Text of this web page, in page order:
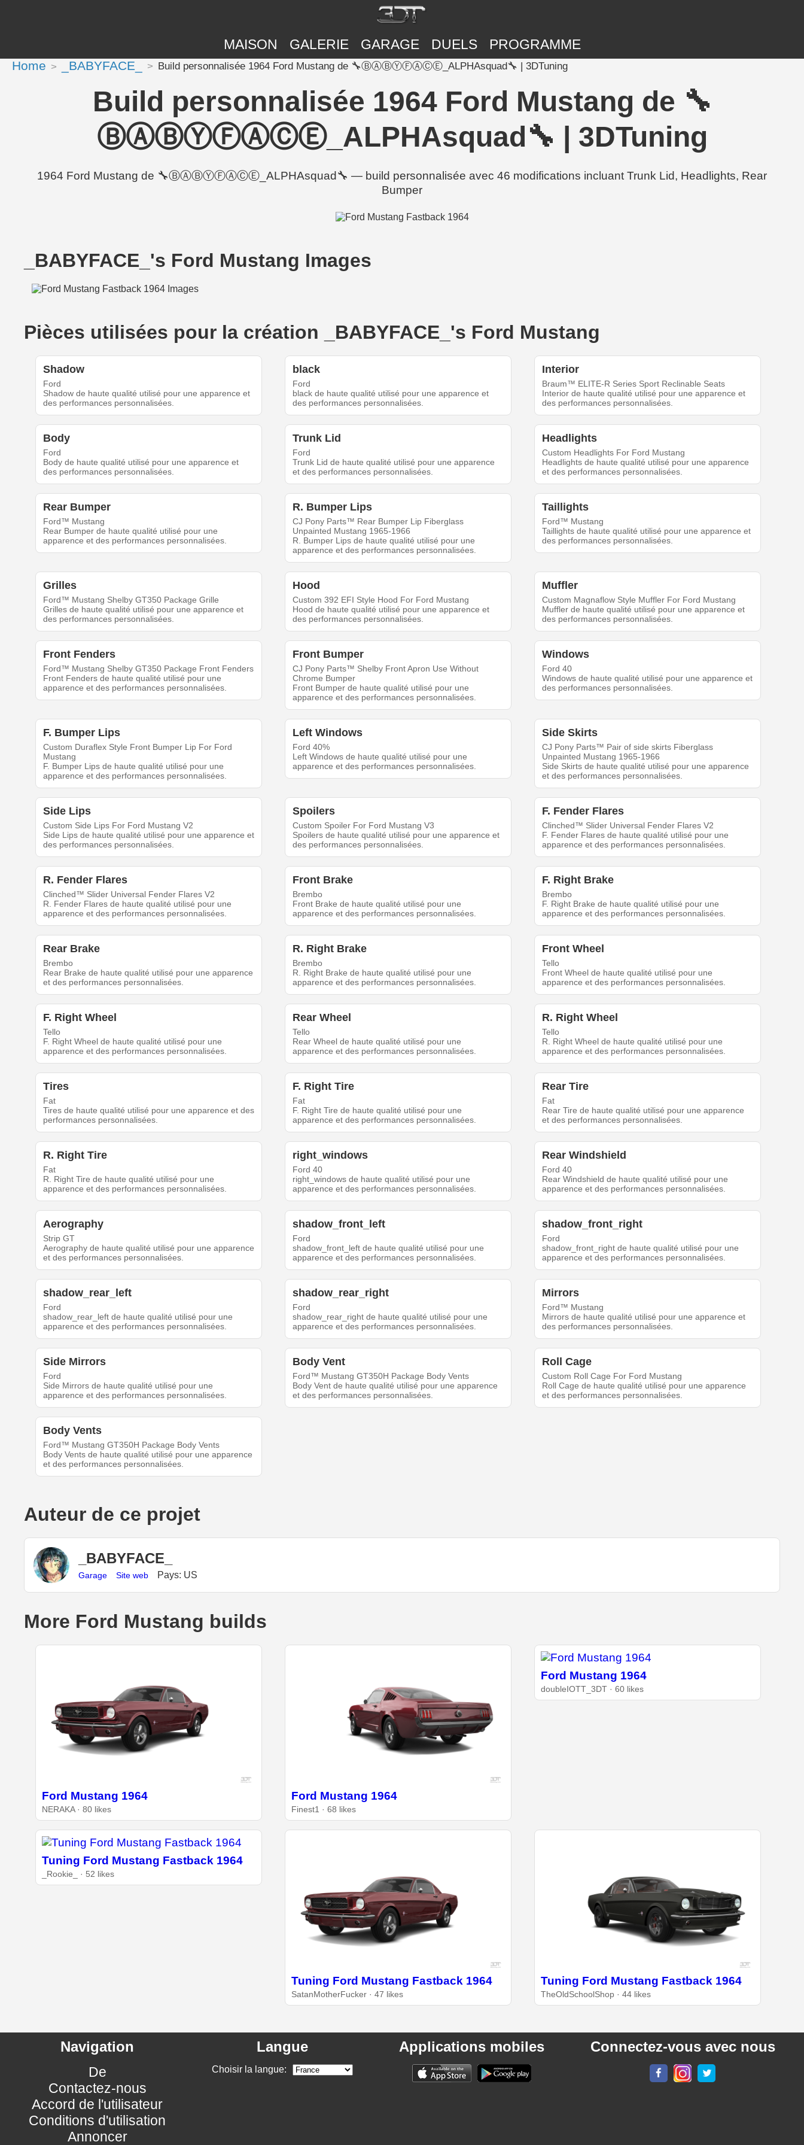
MAISON GALERIE GARAGE DUELS PROGRAMME
Home _BABYFACE_ Build personnalisée 1964 Ford Mustang de 🔧ⒷⒶⒷⓎⒻⒶⒸⒺ_ALPHAsquad🔧 | 3DTuning
Build personnalisée 1964 Ford Mustang de 🔧
ⒷⒶⒷⓎⒻⒶⒸⒺ_ALPHAsquad🔧 | 3DTuning
1964 Ford Mustang de 🔧ⒷⒶⒷⓎⒻⒶⒸⒺ_ALPHAsquad🔧 — build personnalisée avec 46 modifications incluant Trunk Lid, Headlights, Rear
Bumper
_BABYFACE_'s Ford Mustang Images
Pièces utilisées pour la création _BABYFACE_'s Ford Mustang
Shadow
Ford
Shadow de haute qualité utilisé pour une apparence et
des performances personnalisées.
black
Ford
black de haute qualité utilisé pour une apparence et
des performances personnalisées.
Interior
Braum™ ELITE-R Series Sport Reclinable Seats
Interior de haute qualité utilisé pour une apparence et
des performances personnalisées.
Body
Ford
Body de haute qualité utilisé pour une apparence et
des performances personnalisées.
Trunk Lid
Ford
Trunk Lid de haute qualité utilisé pour une apparence
et des performances personnalisées.
Headlights
Custom Headlights For Ford Mustang
Headlights de haute qualité utilisé pour une apparence
et des performances personnalisées.
Rear Bumper
Ford™ Mustang
Rear Bumper de haute qualité utilisé pour une
apparence et des performances personnalisées.
R. Bumper Lips
CJ Pony Parts™ Rear Bumper Lip Fiberglass
Unpainted Mustang 1965-1966
R. Bumper Lips de haute qualité utilisé pour une
apparence et des performances personnalisées.
Taillights
Ford™ Mustang
Taillights de haute qualité utilisé pour une apparence et
des performances personnalisées.
Grilles
Ford™ Mustang Shelby GT350 Package Grille
Grilles de haute qualité utilisé pour une apparence et
des performances personnalisées.
Hood
Custom 392 EFI Style Hood For Ford Mustang
Hood de haute qualité utilisé pour une apparence et
des performances personnalisées.
Muffler
Custom Magnaflow Style Muffler For Ford Mustang
Muffler de haute qualité utilisé pour une apparence et
des performances personnalisées.
Front Fenders
Ford™ Mustang Shelby GT350 Package Front Fenders
Front Fenders de haute qualité utilisé pour une
apparence et des performances personnalisées.
Front Bumper
CJ Pony Parts™ Shelby Front Apron Use Without
Chrome Bumper
Front Bumper de haute qualité utilisé pour une
apparence et des performances personnalisées.
Windows
Ford 40
Windows de haute qualité utilisé pour une apparence et
des performances personnalisées.
F. Bumper Lips
Custom Duraflex Style Front Bumper Lip For Ford
Mustang
F. Bumper Lips de haute qualité utilisé pour une
apparence et des performances personnalisées.
Left Windows
Ford 40%
Left Windows de haute qualité utilisé pour une
apparence et des performances personnalisées.
Side Skirts
CJ Pony Parts™ Pair of side skirts Fiberglass
Unpainted Mustang 1965-1966
Side Skirts de haute qualité utilisé pour une apparence
et des performances personnalisées.
Side Lips
Custom Side Lips For Ford Mustang V2
Side Lips de haute qualité utilisé pour une apparence et
des performances personnalisées.
Spoilers
Custom Spoiler For Ford Mustang V3
Spoilers de haute qualité utilisé pour une apparence et
des performances personnalisées.
F. Fender Flares
Clinched™ Slider Universal Fender Flares V2
F. Fender Flares de haute qualité utilisé pour une
apparence et des performances personnalisées.
R. Fender Flares
Clinched™ Slider Universal Fender Flares V2
R. Fender Flares de haute qualité utilisé pour une
apparence et des performances personnalisées.
Front Brake
Brembo
Front Brake de haute qualité utilisé pour une
apparence et des performances personnalisées.
F. Right Brake
Brembo
F. Right Brake de haute qualité utilisé pour une
apparence et des performances personnalisées.
Rear Brake
Brembo
Rear Brake de haute qualité utilisé pour une apparence
et des performances personnalisées.
R. Right Brake
Brembo
R. Right Brake de haute qualité utilisé pour une
apparence et des performances personnalisées.
Front Wheel
Tello
Front Wheel de haute qualité utilisé pour une
apparence et des performances personnalisées.
F. Right Wheel
Tello
F. Right Wheel de haute qualité utilisé pour une
apparence et des performances personnalisées.
Rear Wheel
Tello
Rear Wheel de haute qualité utilisé pour une
apparence et des performances personnalisées.
R. Right Wheel
Tello
R. Right Wheel de haute qualité utilisé pour une
apparence et des performances personnalisées.
Tires
Fat
Tires de haute qualité utilisé pour une apparence et des
performances personnalisées.
F. Right Tire
Fat
F. Right Tire de haute qualité utilisé pour une
apparence et des performances personnalisées.
Rear Tire
Fat
Rear Tire de haute qualité utilisé pour une apparence
et des performances personnalisées.
R. Right Tire
Fat
R. Right Tire de haute qualité utilisé pour une
apparence et des performances personnalisées.
right_windows
Ford 40
right_windows de haute qualité utilisé pour une
apparence et des performances personnalisées.
Rear Windshield
Ford 40
Rear Windshield de haute qualité utilisé pour une
apparence et des performances personnalisées.
Aerography
Strip GT
Aerography de haute qualité utilisé pour une apparence
et des performances personnalisées.
shadow_front_left
Ford
shadow_front_left de haute qualité utilisé pour une
apparence et des performances personnalisées.
shadow_front_right
Ford
shadow_front_right de haute qualité utilisé pour une
apparence et des performances personnalisées.
shadow_rear_left
Ford
shadow_rear_left de haute qualité utilisé pour une
apparence et des performances personnalisées.
shadow_rear_right
Ford
shadow_rear_right de haute qualité utilisé pour une
apparence et des performances personnalisées.
Mirrors
Ford™ Mustang
Mirrors de haute qualité utilisé pour une apparence et
des performances personnalisées.
Side Mirrors
Ford
Side Mirrors de haute qualité utilisé pour une
apparence et des performances personnalisées.
Body Vent
Ford™ Mustang GT350H Package Body Vents
Body Vent de haute qualité utilisé pour une apparence
et des performances personnalisées.
Roll Cage
Custom Roll Cage For Ford Mustang
Roll Cage de haute qualité utilisé pour une apparence
et des performances personnalisées.
Body Vents
Ford™ Mustang GT350H Package Body Vents
Body Vents de haute qualité utilisé pour une apparence
et des performances personnalisées.
Auteur de ce projet
_BABYFACE_
Garage Site web Pays: US
More Ford Mustang builds
Ford Mustang 1964
NERAKA · 80 likes
Ford Mustang 1964
Finest1 · 68 likes
Ford Mustang 1964
doubleIOTT_3DT · 60 likes
Tuning Ford Mustang Fastback 1964
_Rookie_ · 52 likes
Tuning Ford Mustang Fastback 1964
SatanMotherFucker · 47 likes
Tuning Ford Mustang Fastback 1964
TheOldSchoolShop · 44 likes
Navigation
De
Contactez-nous
Accord de l'utilisateur
Conditions d'utilisation
Annoncer
Langue
Choisir la langue:
Applications mobiles Connectez-vous avec nous